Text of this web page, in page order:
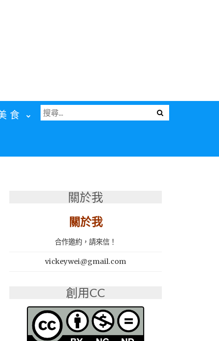
食
Menu
搜
尋
關於我
關於我
合作邀約，請來信！
vickeywei@gmail.com
創用CC